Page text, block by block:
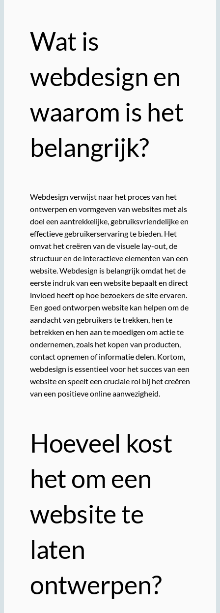
Wat is
webdesign en
waarom is het
belangrijk?
Webdesign verwijst naar het proces van het
ontwerpen en vormgeven van websites met als
doel een aantrekkelijke, gebruiksvriendelijke en
effectieve gebruikerservaring te bieden. Het
omvat het creëren van de visuele lay-out, de
structuur en de interactieve elementen van een
website. Webdesign is belangrijk omdat het de
eerste indruk van een website bepaalt en direct
invloed heeft op hoe bezoekers de site ervaren.
Een goed ontworpen website kan helpen om de
aandacht van gebruikers te trekken, hen te
betrekken en hen aan te moedigen om actie te
ondernemen, zoals het kopen van producten,
contact opnemen of informatie delen. Kortom,
webdesign is essentieel voor het succes van een
website en speelt een cruciale rol bij het creëren
van een positieve online aanwezigheid.
Hoeveel kost
het om een
website te
laten
ontwerpen?